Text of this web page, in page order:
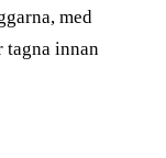
med
tagna innan